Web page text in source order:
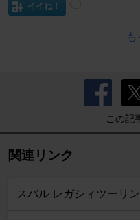
イイね！
この記
関連リンク
スバル レガシィツーリ